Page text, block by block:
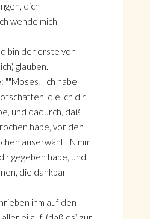
dich
wende mich
bin der erste von
glauben."""
""Moses! Ich habe
die ich dir
und dadurch, daß
habe, vor den
auserwählt. Nimm
gegeben habe, und
die dankbar
ihm auf den